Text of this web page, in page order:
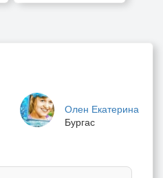
Олен Екатерина
Бургас